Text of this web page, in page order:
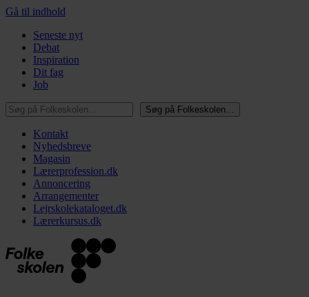
Gå til indhold
Seneste nyt
Debat
Inspiration
Dit fag
Job
Søg på Folkeskolen…
Søg på Folkeskolen…
Kontakt
Nyhedsbreve
Magasin
Lærerprofession.dk
Annoncering
Arrangementer
Lejrskolekataloget.dk
Lærerkursus.dk